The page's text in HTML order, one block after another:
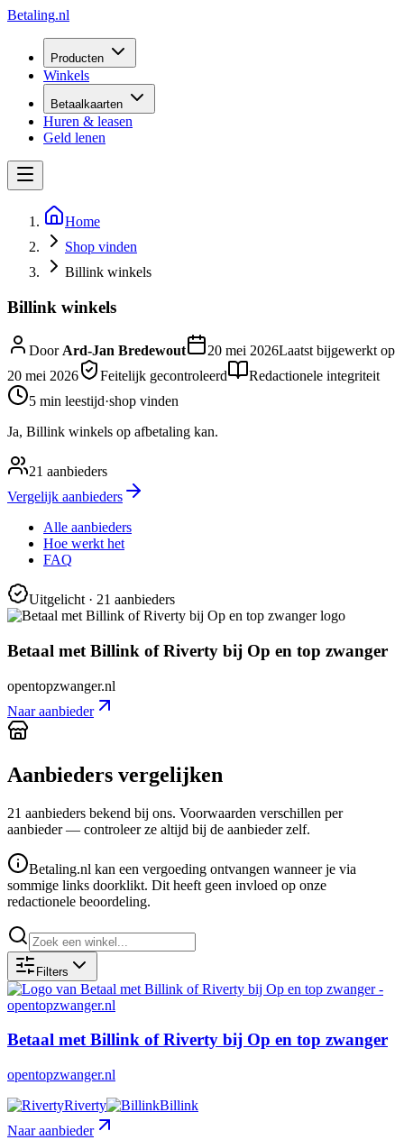
Betaling.nl
Producten
Winkels
Betaalkaarten
Huren & leasen
Geld lenen
Home
Shop vinden
Billink winkels
Billink winkels
DoorArd-Jan Bredewout 20 mei 2026Laatst bijgewerkt op
20 mei 2026
Feitelijk gecontroleerd
Redactionele integriteit
5 min leestijd·shop vinden
Ja, Billink winkels op afbetaling kan.
21 aanbieders
Vergelijk aanbieders
Alle aanbieders
Hoe werkt het
FAQ
Uitgelicht· 21 aanbieders
Betaal met Billink of Riverty bij Op en top zwanger
opentopzwanger.nl
Naar aanbieder
Aanbieders vergelijken
21 aanbieders bekend bij ons. Voorwaarden verschillen per
aanbieder — controleer ze altijd bij de aanbieder zelf.
Betaling.nl kan een vergoeding ontvangen wanneer je via
sommige links doorklikt. Dit heeft geen invloed op onze
redactionele beoordeling.
Filters
Betaal met Billink of Riverty bij Op en top zwanger
opentopzwanger.nl
Riverty
Billink
Naar aanbieder